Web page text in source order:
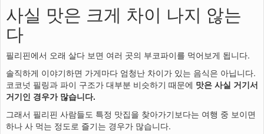
사실 맛은 크게 차이 나지 않는
다
필리핀에서 오래 살다 보면 여러 곳의 부코파이를 먹어보게 됩니다.
솔직하게 이야기하면 가게마다 엄청난 차이가 있는 음식은 아닙니다.
코코넛 필링과 파이 구조가 대부분 비슷하기 때문에 맛은 사실 거기서
거기인 경우가 많습니다.
그래서 필리핀 사람들도 특정 맛집을 찾아가기보다는 여행 중 보이면
하나 사 먹는 정도로 즐기는 경우가 많습니다.